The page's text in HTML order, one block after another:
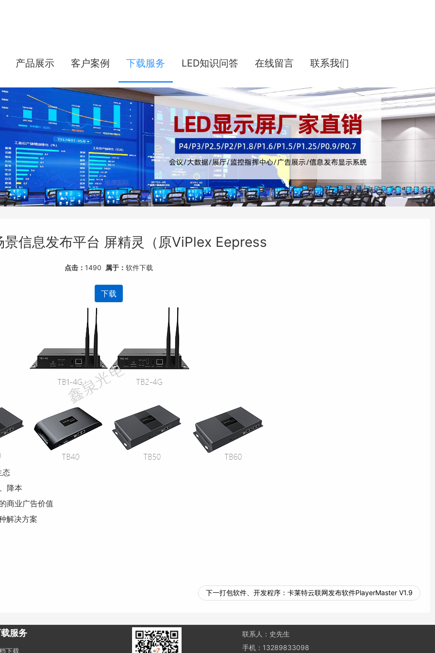
产品展示 客户案例 下载服务 LED知识问答 在线留言 联系我们
景信息发布平台 屏精灵（原ViPlex Eepress
点击： 1490 属于： 软件下载
下载
态
降本
商业广告价值
解决方案
下一打包软件、开发程序： 卡莱特云联网发布软件PlayerMaster V1.9
服务
下载
联系人：史先生
手机：13289833098